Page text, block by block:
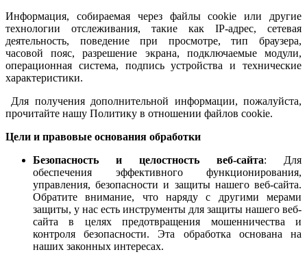
Информация, собираемая через файлы cookie или другие
технологии отслеживания, такие как IP-адрес, сетевая
деятельность, поведение при просмотре, тип браузера,
часовой пояс, разрешение экрана, подключаемые модули,
операционная система, подпись устройства и технические
характеристики.
Для получения дополнительной информации, пожалуйста,
прочитайте нашу Политику в отношении файлов cookie.
Цели и правовые основания обработки
Безопасность и целостность веб-сайта: Для
обеспечения эффективного функционирования,
управления, безопасности и защиты нашего веб-сайта.
Обратите внимание, что наряду с другими мерами
защиты, у нас есть инструменты для защиты нашего веб-
сайта в целях предотвращения мошенничества и
контроля безопасности. Эта обработка основана на
наших законных интересах.